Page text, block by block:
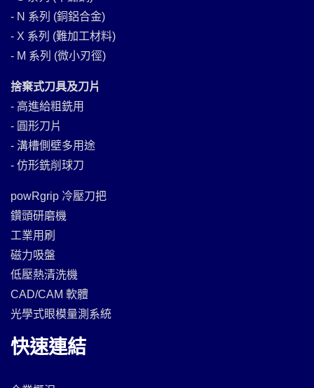
- N 系列 (銅鋁合金)
- X 系列 (難加工材料)
- M 系列 (微小刃徑)
捨棄式刀具及刀片
- 高進給粗銑用
- 圓形刀片
- 溝槽側壁多用途
- 仿形銑削球刀
powRgrip 冷壓刀把
鑽頭研磨機
工業用刷
磁力吸盤
低壓熱清洗機
CAD/CAM 軟體
光學式眼模量測系統
快速連結